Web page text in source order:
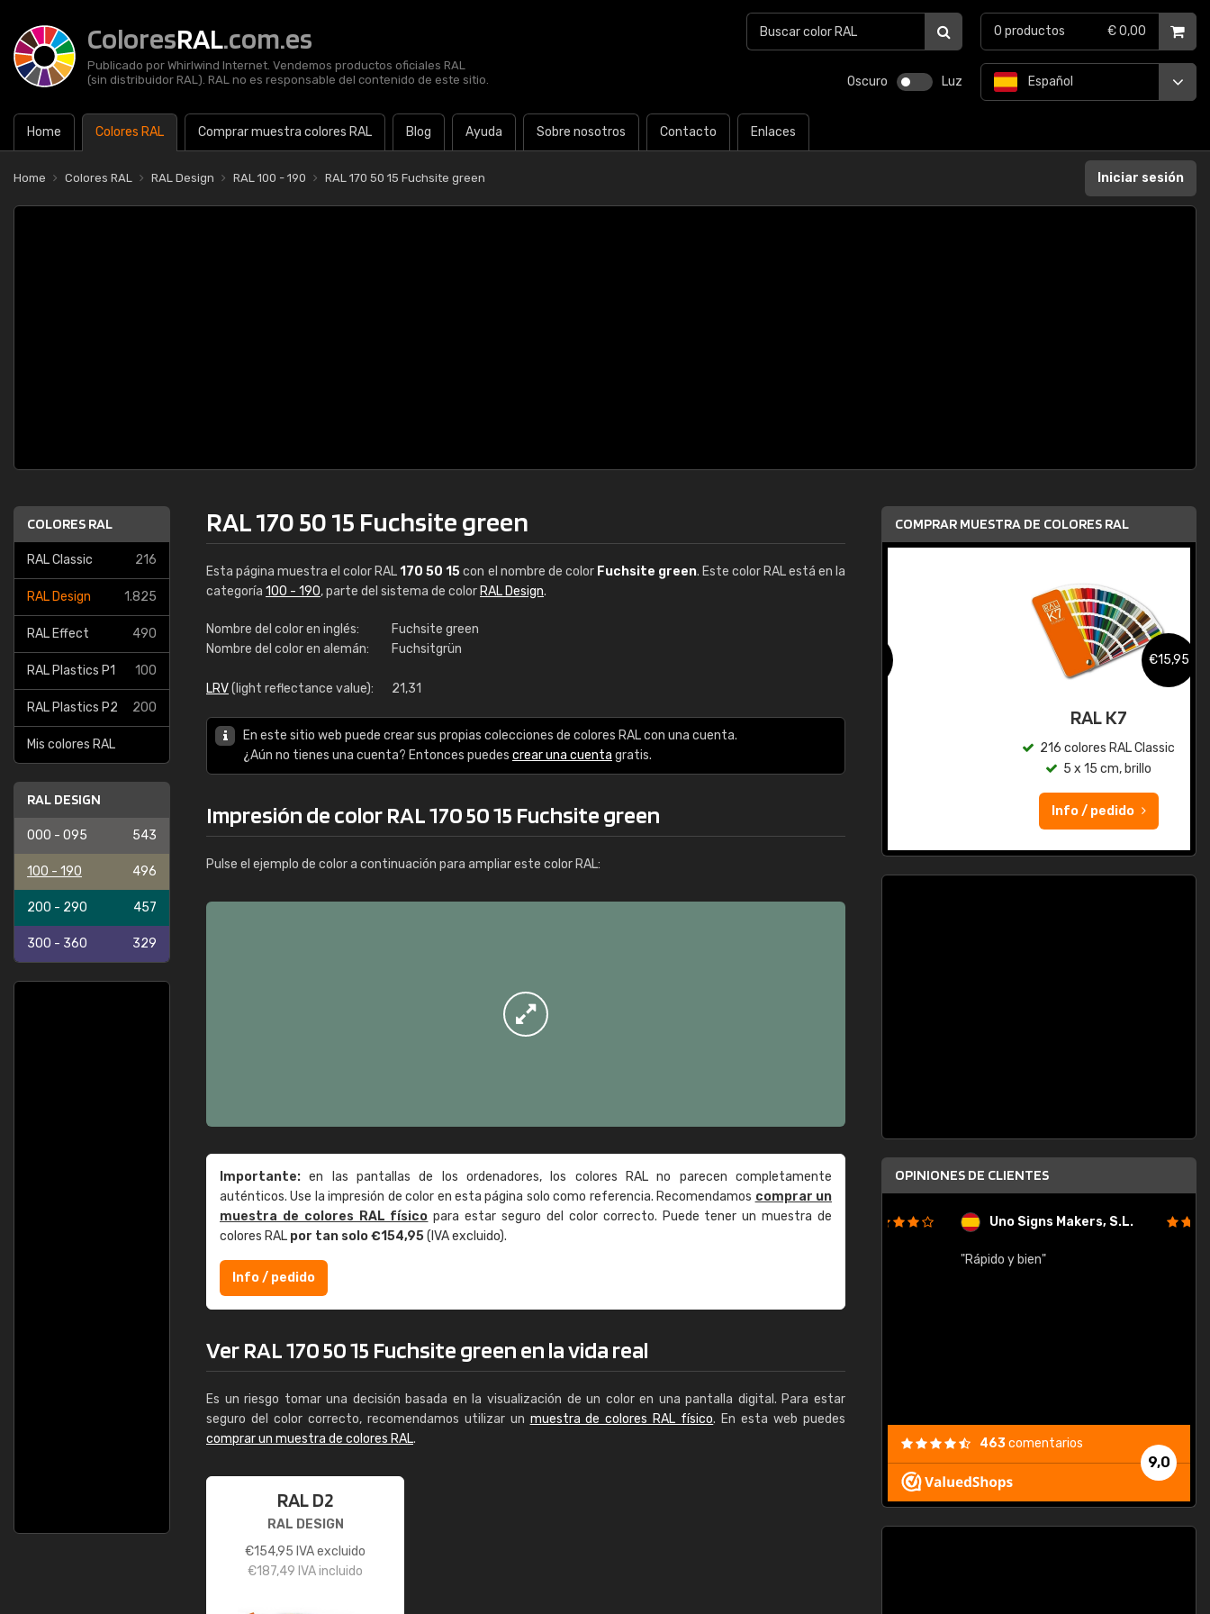
ColoresRAL.com.es
Publicado por Whirlwind Internet. Vendemos productos oficiales RAL
(sin distribuidor RAL). RAL no es responsable del contenido de este sitio.
Oscuro Luz
Home Colores RAL Comprar muestra colores RAL Blog Ayuda Sobre nosotros Contacto Enlaces
Español
0 productos € 0,00
Home Colores RAL RAL Design RAL 100 - 190 RAL 170 50 15 Fuchsite green Iniciar sesión
COLORES RAL
RAL Classic 216
RAL Design 1.825
RAL Effect 490
RAL Plastics P1 100
RAL Plastics P2 200
Mis colores RAL
RAL DESIGN
000 - 095 543
100 - 190 496
200 - 290 457
300 - 360 329
RAL 170 50 15 Fuchsite green
Esta página muestra el color RAL170 50 15con el nombre de color Fuchsite green. Este color RAL está en la
categoría 100 - 190, parte del sistema de color RAL Design.
Nombre del color en inglés:
Fuchsite green
Nombre del color en alemán:
Fuchsitgrün
LRV(light reflectance value): 21,31
En este sitio web puede crear sus propias colecciones de colores RAL con una cuenta.
¿Aún no tienes una cuenta? Entonces puedes crear una cuenta gratis.
Impresión de color RAL 170 50 15 Fuchsite green
Pulse el ejemplo de color a continuación para ampliar este color RAL:
Importante: en las pantallas de los ordenadores, los colores RAL no parecen completamente
auténticos. Use la impresión de color en esta página solo como referencia. Recomendamos comprar un
muestra de colores RAL físico para estar seguro del color correcto. Puede tener un muestra de
colores RAL por tan solo €154,95(IVA excluido).
Info / pedido
Ver RAL 170 50 15 Fuchsite green en la vida real
Es un riesgo tomar una decisión basada en la visualización de un color en una pantalla digital. Para estar
seguro del color correcto, recomendamos utilizar un muestra de colores RAL físico. En esta web puedes
comprar un muestra de colores RAL.
RAL D2
RAL DESIGN
€154,95 IVA excluido
€187,49 IVA incluido
COMPRAR MUESTRA DE COLORES RAL
RAL K7 a base de agua
€15,95
216 colores RAL Classic
5 x 15 cm, brillo
Info / pedido
OPINIONES DE CLIENTES
Enrique Uno Signs Makers, S.L.
"Rápido y bien"
9,0
463comentarios